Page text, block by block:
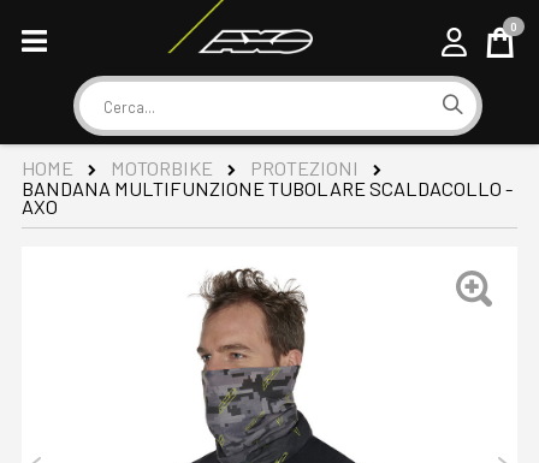
Cerca
Cart
0
HOME MOTORBIKE
PROTEZIONI
BANDANA MULTIFUNZIONE TUBOLARE SCALDACOLLO -
AXO